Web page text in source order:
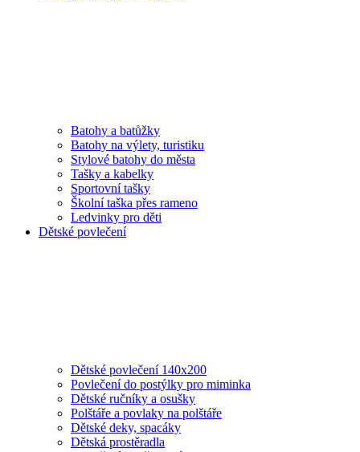
Batohy a batůžky
Batohy na výlety, turistiku
Stylové batohy do města
Tašky a kabelky
Sportovní tašky
Školní taška přes rameno
Ledvinky pro děti
Dětské povlečení
Dětské povlečení 140x200
Povlečení do postýlky pro miminka
Dětské ručníky a osušky
Polštáře a povlaky na polštáře
Dětské deky, spacáky
Dětská prostěradla